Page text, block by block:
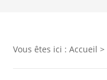
Vous êtes ici :Accueil >